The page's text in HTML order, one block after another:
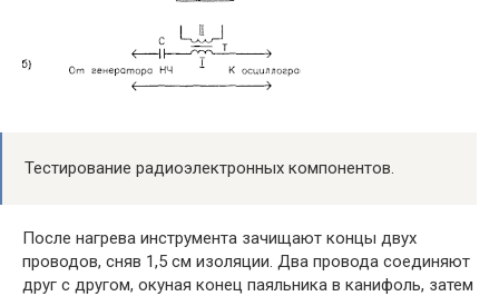
Тестирование радиоэлектронных компонентов.
После нагрева инструмента зачищают концы двух
проводов, сняв 1,5 см изоляции. Два провода соединяют
друг с другом, окуная конец паяльника в канифоль, затем